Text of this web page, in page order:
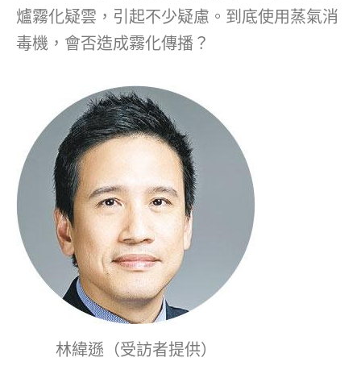
爐霧化疑雲，引起不少疑慮。到底使用蒸氣消
毒機，會否造成霧化傳播？
林緯遜（受訪者提供）